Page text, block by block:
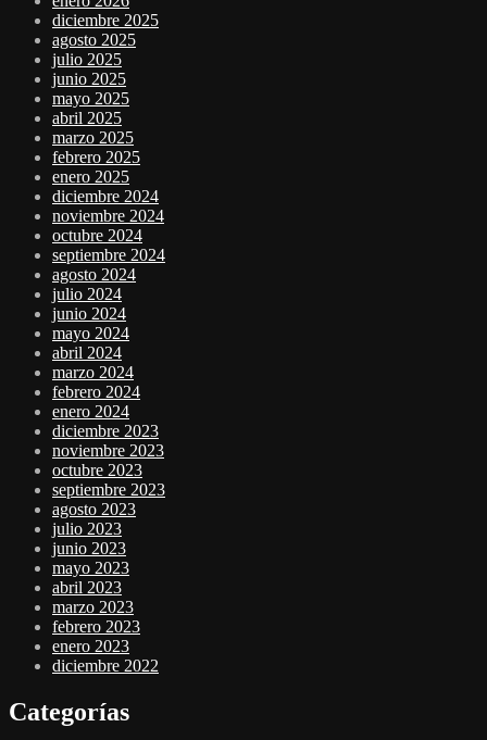
diciembre 2025
agosto 2025
julio 2025
junio 2025
mayo 2025
abril 2025
marzo 2025
febrero 2025
enero 2025
diciembre 2024
noviembre 2024
octubre 2024
septiembre 2024
agosto 2024
julio 2024
junio 2024
mayo 2024
abril 2024
marzo 2024
febrero 2024
enero 2024
diciembre 2023
noviembre 2023
octubre 2023
septiembre 2023
agosto 2023
julio 2023
junio 2023
mayo 2023
abril 2023
marzo 2023
febrero 2023
enero 2023
diciembre 2022
Categorías